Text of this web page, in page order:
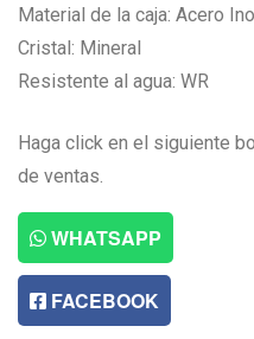
Material de la caja: Acero
Cristal: Mineral
Resistente al agua: WR
Haga click en el siguiente
de ventas.
WHATSAPP
FACEBOOK